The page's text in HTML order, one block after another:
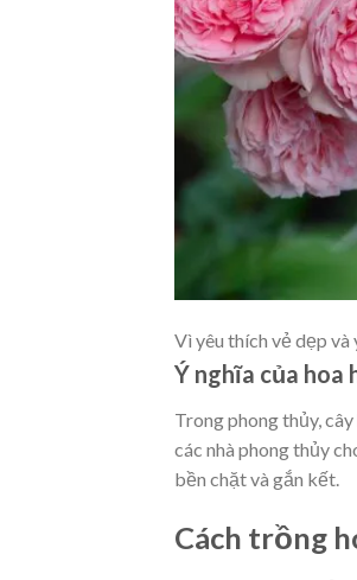
Vì yêu thích vẻ dẹp
Ý nghĩa của hoa
Trong phong thủy,
các nhà phong thủy
bền chặt và gắn kết.
Cách trồng